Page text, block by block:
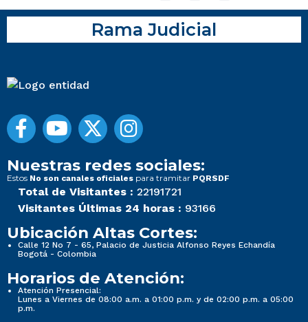
Rama Judicial
Nuestras redes sociales:
Estos No son canales oficiales para tramitar PQRSDF
Total de Visitantes : 22191721
Visitantes Últimas 24 horas : 93166
Ubicación Altas Cortes:
Calle 12 No 7 - 65, Palacio de Justicia Alfonso Reyes Echandía
Bogotá - Colombia
Horarios de Atención:
Atención Presencial:
Lunes a Viernes de 08:00 a.m. a 01:00 p.m. y de 02:00 p.m. a 05:00
p.m.